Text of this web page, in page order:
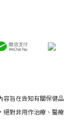
容旨在告知有關保健品
絕對非用作治療、醫療